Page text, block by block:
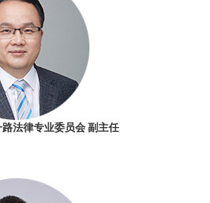
法律专业委员会 副主任